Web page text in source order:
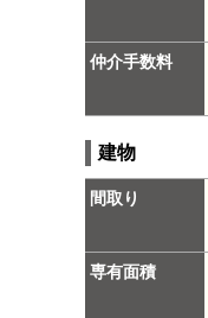
仲介手数料
建物
間取り
専有面積